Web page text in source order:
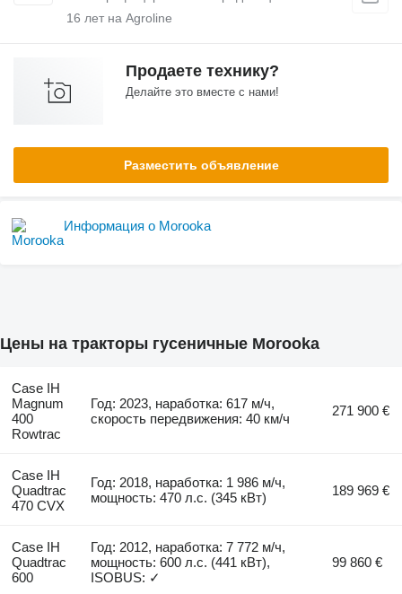
16 лет на Agroline
Продаете технику?
Делайте это вместе с нами!
Разместить объявление
Информация о Morooka
Цены на тракторы гусеничные Morooka
Case IH
Magnum
400
Rowtrac
Год: 2023, наработка: 617 м/ч,
скорость передвижения: 40 км/ч
271 900 €
Case IH
Quadtrac
470 CVX
Год: 2018, наработка: 1 986 м/ч,
мощность: 470 л.с. (345 кВт)
189 969 €
Case IH
Quadtrac
600
Год: 2012, наработка: 7 772 м/ч,
мощность: 600 л.с. (441 кВт),
ISOBUS: ✓
99 860 €